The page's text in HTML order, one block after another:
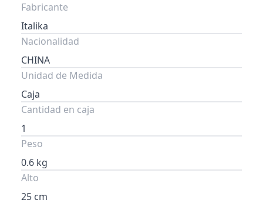
Fabricante
Italika
Nacionalidad
CHINA
Unidad de Medida
Caja
Cantidad en caja
1
Peso
0.6 kg
Alto
25 cm